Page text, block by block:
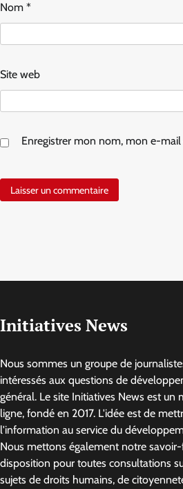
Nom *
Site web
Enregistrer mon nom, mon e-
Initiatives News
Nous sommes un groupe de
intéressés aux questions de
général. Le site Initiatives News est un
ligne, fondé en 2017. L'idée est de
l'information au service du
Nous mettons également notre
disposition pour toutes consultations
sujets de droits humains, de